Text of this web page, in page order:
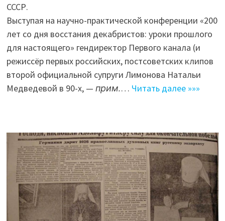
СССР.
Выступая на научно-практической конференции «200
лет со дня восстания декабристов: уроки прошлого
для настоящего» гендиректор Первого канала (и
режиссёр первых российских, постсоветских клипов
второй официальной супруги Лимонова Натальи
Медведевой в 90-х, — прим.… Читать далее »»»